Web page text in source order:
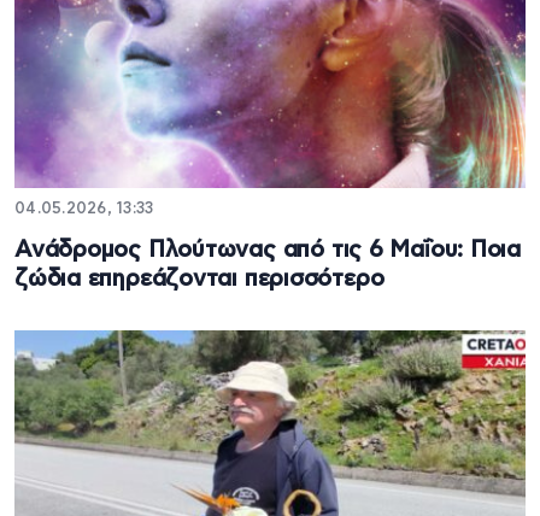
04.05.2026, 13:33
Ανάδρομος Πλούτωνας από τις 6 Μαΐου: Ποια
ζώδια επηρεάζονται περισσότερο